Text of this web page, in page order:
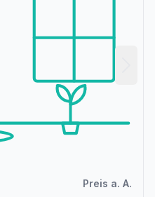
Preis a. A.